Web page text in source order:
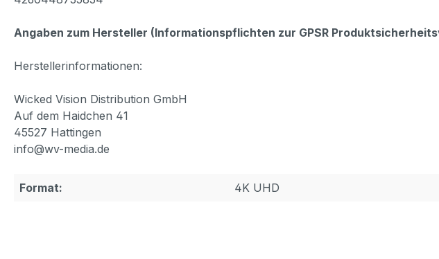
Angaben zum Hersteller (Informationspflichten zur GPSR
Herstellerinformationen:
Wicked Vision Distribution GmbH
Auf dem Haidchen 41
45527 Hattingen
info@wv-media.de
Format: 4K UHD